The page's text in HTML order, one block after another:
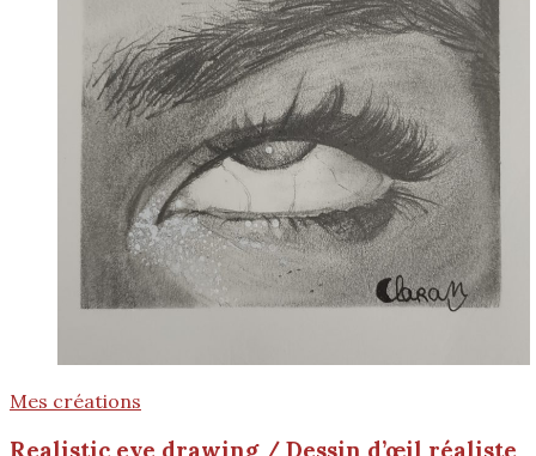
Mes créations
Realistic eye drawing / Dessin d’œil réaliste